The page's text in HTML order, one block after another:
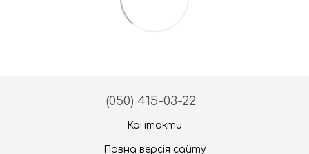
(050) 415-03-22
Контакти
Повна версія сайту